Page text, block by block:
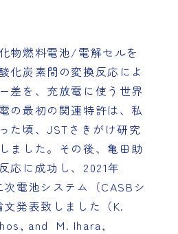
物燃料電池/電解セルを
化炭素間の変換反応によ
差を、充放電に使う世界
の最初の関連特許は、私
た頃、JSTさきがけ研究
ました。その後、亀田助
応に成功し、2021年
電池システム（CASBシ
発表致しました（K.
and M. Ihara,